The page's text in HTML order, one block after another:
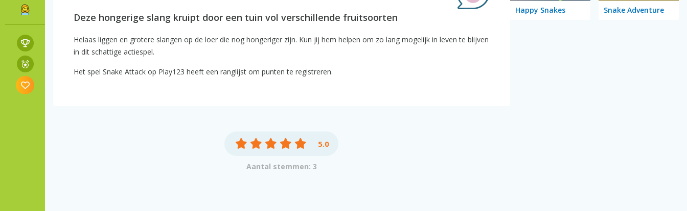
Deze hongerige slang kruipt door een tuin vol verschillende fruitsoorten
Helaas liggen en grotere slangen op de loer die nog hongeriger zijn. Kun jij hem helpen om zo lang mogelijk in leven te blijven
in dit schattige actiespel.
Het spel Snake Attack op Play123 heeft een ranglijst om punten te registreren.
5.0
Aantal stemmen: 3
Happy Snakes Snake Adventure